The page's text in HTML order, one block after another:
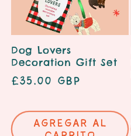
Dog Lovers
Decoration Gift Set
Precio
£35.00 GBP
Agregar al